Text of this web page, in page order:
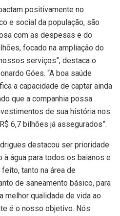
positivamente no
e social da população, são
com as despesas e do
focado na ampliação do
serviços”, destaca o
Góes. “A boa saúde
a capacidade de captar ainda
que a companhia possa
de sua história nos
6,7 bilhões já assegurados”.
destacou ser prioridade
à água para todos os baianos e
tanto na área de
de saneamento básico, para
melhor qualidade de vida ao
é o nosso objetivo. Nós